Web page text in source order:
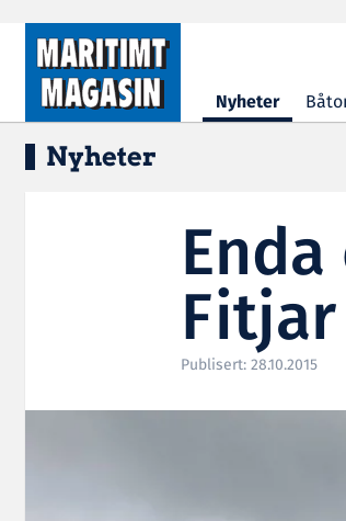
Hopp til hovedinnhold
Nyheter
Nyheter
Publisert: 28.10.2015